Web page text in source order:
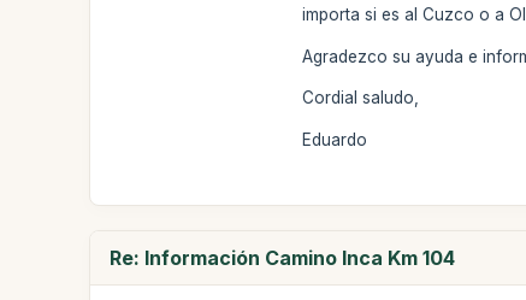
importa si es al Cuzco o a
Agradezco su ayuda e
Cordial saludo,
Eduardo
Re: Información Camino Inca Km 104